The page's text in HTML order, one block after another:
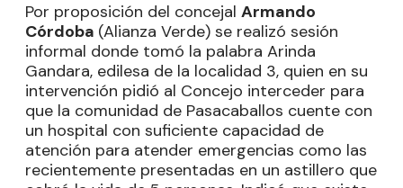
Por proposición del concejal Armando
Córdoba (Alianza Verde) se realizó sesión
informal donde tomó la palabra Arinda
Gandara, edilesa de la localidad 3, quien en su
intervención pidió al Concejo interceder para
que la comunidad de Pasacaballos cuente con
un hospital con suficiente capacidad de
atención para atender emergencias como las
recientemente presentadas en un astillero que